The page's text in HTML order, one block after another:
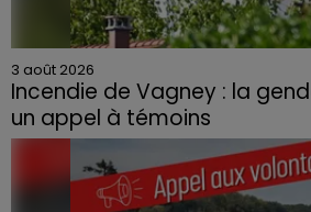
3 août 2026
Incendie de Vagney : la
un appel à témoins
Le feu, parti d'une haie avant de
quartier résidentiel, avait détruit
contraint à l'évacuation d'une